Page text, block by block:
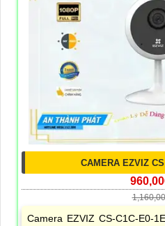
CAMERA EZVIZ
Camera EZVIZ CS-C1C-E0-